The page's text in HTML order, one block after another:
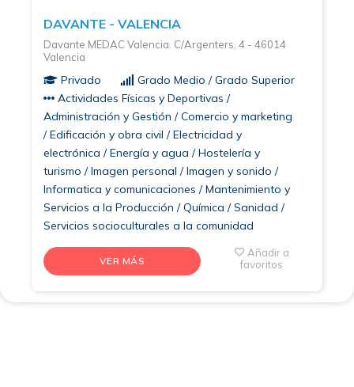
DAVANTE - VALENCIA
Davante MEDAC Valencia. C/Argenters, 4 - 46014
Valencia
Privado
Grado Medio / Grado Superior
Actividades Físicas y Deportivas /
Administración y Gestión / Comercio y marketing
/ Edificación y obra civil / Electricidad y
electrónica / Energía y agua / Hostelería y
turismo / Imagen personal / Imagen y sonido /
Informatica y comunicaciones / Mantenimiento y
Servicios a la Producción / Química / Sanidad /
Servicios socioculturales a la comunidad
VER MÁS
Añadir a
favoritos